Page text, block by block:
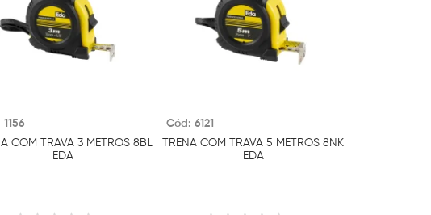
COM TRAVA 3 METROS 8BL
EDA
Cód: 6121
TRENA COM TRAVA 5 METROS 8NK
EDA